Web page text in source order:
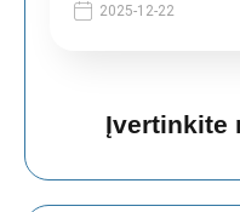
2025-12-22
Įvertinkite